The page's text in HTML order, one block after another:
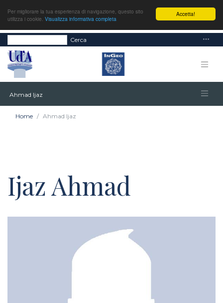
Accetta!
Per migliorare la tua esperienza di navigazione, questo sito
utilizza i cookie. Visualizza informativa completa
Cerca
Ahmad Ijaz
Home Ahmad Ijaz
Ijaz Ahmad